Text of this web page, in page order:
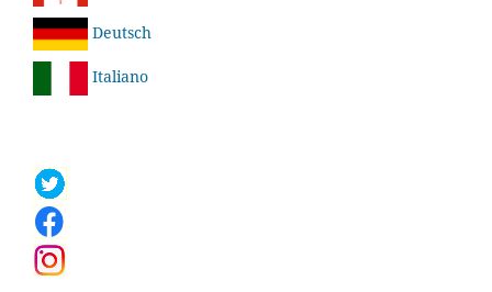
Deutsch
Italiano